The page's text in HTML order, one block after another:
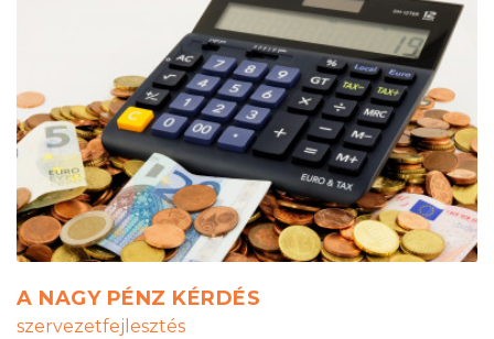
A NAGY PÉNZ KÉRDÉS
szervezetfejlesztés